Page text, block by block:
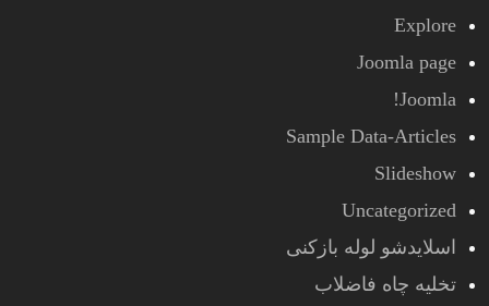
Explore
Joomla page
Joomla!
Sample Data-Articles
Slideshow
Uncategorized
اسلایدشو لوله بازکنی
تخلیه چاه فاضلاب